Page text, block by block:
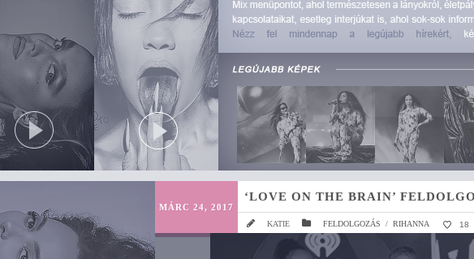
MÁRC 24, 2017
‘LOVE ON THE BRAIN’
KATIE FELDOLGOZÁS / RIHANNA 18